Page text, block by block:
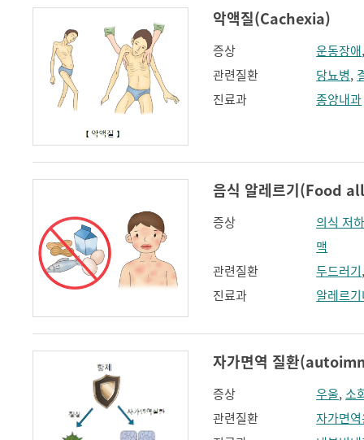
악액질(Cachexia)
증상 운동장애
관련질환
당뇨병,
진료과
종양내과
음식 알레르기(Food
증상
의식 저
맥
관련질환
두드러기
진료과
알레르
자가면역 질환
증상 우울,소
관련질환
자가면